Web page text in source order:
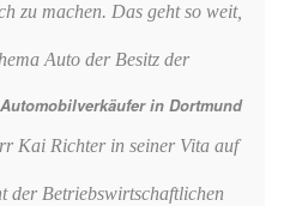
zu machen. Das geht so weit,
Auto der Besitz der
in Dortmund
Kai Richter in seiner Vita auf
der Betriebswirtschaftlichen